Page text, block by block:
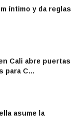
íntimo y da reglas
Cali abre puertas
para C...
asume la